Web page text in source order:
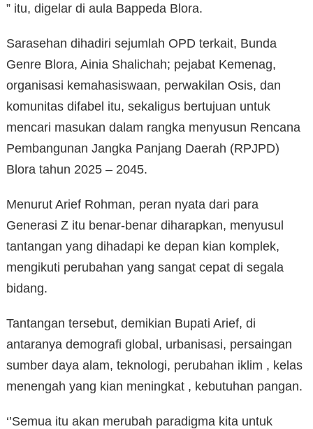
” itu, digelar di aula Bappeda Blora.
Sarasehan dihadiri sejumlah OPD terkait, Bunda
Genre Blora, Ainia Shalichah; pejabat Kemenag,
organisasi kemahasiswaan, perwakilan Osis, dan
komunitas difabel itu, sekaligus bertujuan untuk
mencari masukan dalam rangka menyusun Rencana
Pembangunan Jangka Panjang Daerah (RPJPD)
Blora tahun 2025 – 2045.
Menurut Arief Rohman, peran nyata dari para
Generasi Z itu benar-benar diharapkan, menyusul
tantangan yang dihadapi ke depan kian komplek,
mengikuti perubahan yang sangat cepat di segala
bidang.
Tantangan tersebut, demikian Bupati Arief, di
antaranya demografi global, urbanisasi, persaingan
sumber daya alam, teknologi, perubahan iklim , kelas
menengah yang kian meningkat , kebutuhan pangan.
‘’Semua itu akan merubah paradigma kita untuk